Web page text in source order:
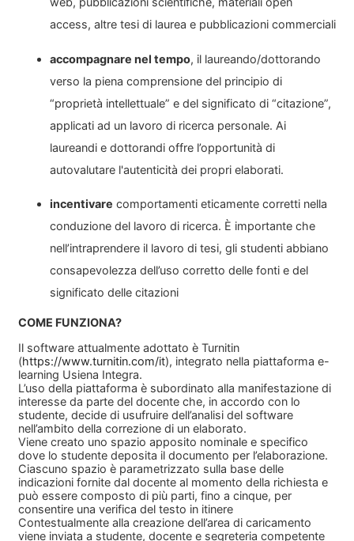
access, altre tesi di laurea e pubblicazioni commerciali
accompagnare nel tempo, il laureando/dottorando
verso la piena comprensione del principio di
“proprietà intellettuale” e del significato di “citazione”,
applicati ad un lavoro di ricerca personale. Ai
laureandi e dottorandi offre l’opportunità di
autovalutare l'autenticità dei propri elaborati.
incentivare comportamenti eticamente corretti nella
conduzione del lavoro di ricerca. È importante che
nell’intraprendere il lavoro di tesi, gli studenti abbiano
consapevolezza dell’uso corretto delle fonti e del
significato delle citazioni
COME FUNZIONA?
Il software attualmente adottato è Turnitin
(https://www.turnitin.com/it), integrato nella piattaforma e-
learning Usiena Integra.
L’uso della piattaforma è subordinato alla manifestazione di
interesse da parte del docente che, in accordo con lo
studente, decide di usufruire dell’analisi del software
nell’ambito della correzione di un elaborato.
Viene creato uno spazio apposito nominale e specifico
dove lo studente deposita il documento per l’elaborazione.
Ciascuno spazio è parametrizzato sulla base delle
indicazioni fornite dal docente al momento della richiesta e
può essere composto di più parti, fino a cinque, per
consentire una verifica del testo in itinere
Contestualmente alla creazione dell’area di caricamento
viene inviata a studente, docente e segreteria competente